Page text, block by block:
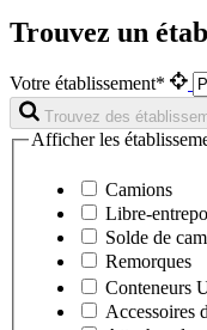
Trouvez un
Votre établissement*
Trouvez des
Afficher les
Camions
Libre-
Solde de
Remorques
Conteneurs
Accessoires